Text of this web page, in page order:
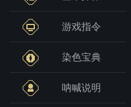
游戏指令
染色宝典
呐喊说明